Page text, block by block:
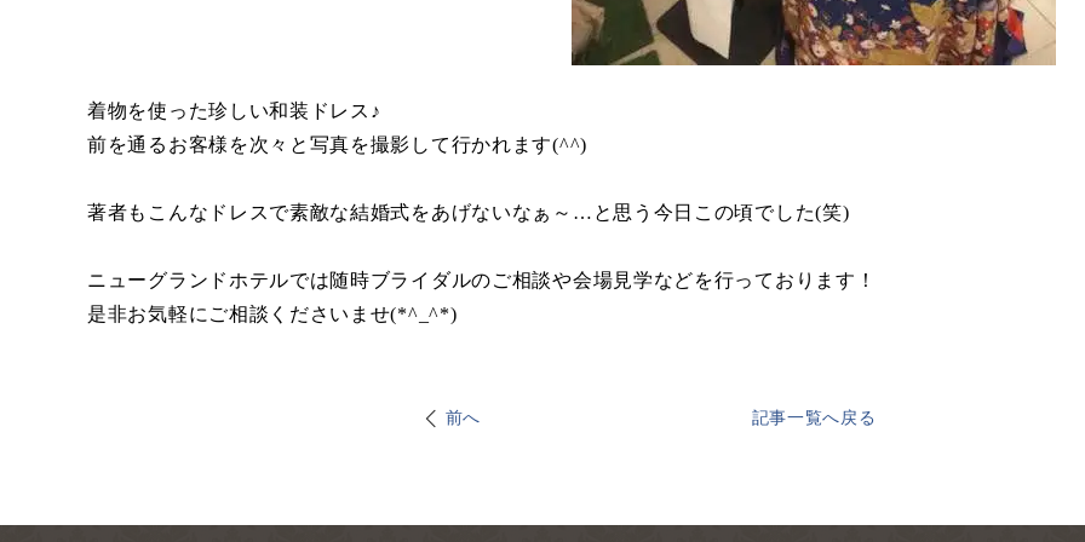
着物を使った珍しい和装ドレス♪
前を通るお客様を次々と写真を撮影して行かれます(^^)
著者もこんなドレスで素敵な結婚式をあげないなぁ～…と思う今日この頃でした(笑)
ニューグランドホテルでは随時ブライダルのご相談や会場見学などを行っております！
是非お気軽にご相談くださいませ(*^_^*)
前へ 記事一覧へ戻る